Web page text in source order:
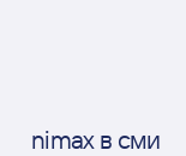
nimax в сми